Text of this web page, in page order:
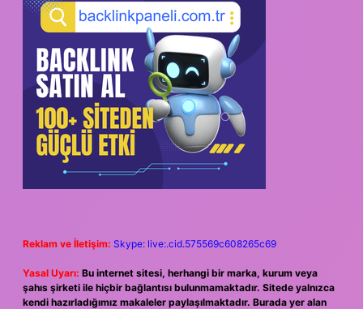
Reklam ve İletişim: Skype: live:.cid.575569c608265c69
Yasal Uyarı: Bu internet sitesi, herhangi bir marka, kurum veya
şahıs şirketi ile hiçbir bağlantısı bulunmamaktadır. Sitede yalnızca
kendi hazırladığımız makaleler paylaşılmaktadır. Burada yer alan